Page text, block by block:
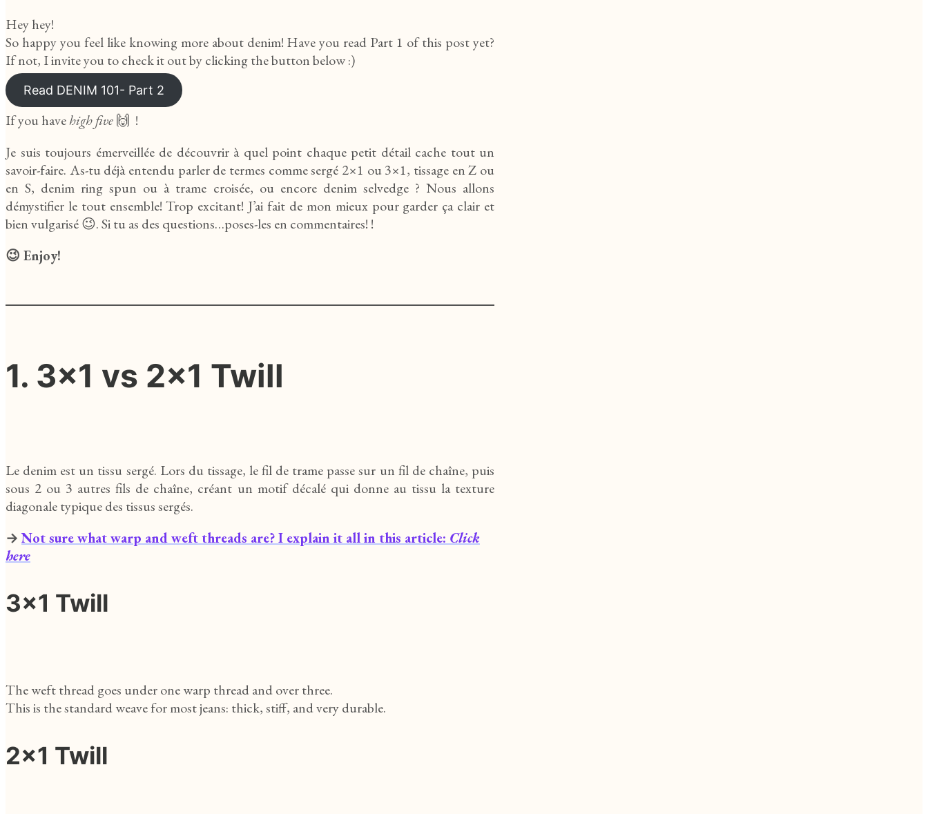
Hey hey!
So happy you feel like knowing more about denim! Have you read Part 1 of this post yet?
If not, I invite you to check it out by clicking the button below :)
Read DENIM 101- Part 2
If you havehigh five🙌 !
Je suis toujours émerveillée de découvrir à quel point chaque petit détail cache tout un
savoir-faire. As-tu déjà entendu parler de termes comme sergé 2×1 ou 3×1, tissage en Z ou
en S, denim ring spun ou à trame croisée, ou encore denim selvedge ? Nous allons
démystifier le tout ensemble! Trop excitant! J’ai fait de mon mieux pour garder ça clair et
bien vulgarisé 😉. Si tu as des questions…poses-les en commentaires! !
😉 Enjoy!
1. 3x1 vs 2x1 Twill
Le denim est un tissu sergé. Lors du tissage, le fil de trame passe sur un fil de chaîne, puis
sous 2 ou 3 autres fils de chaîne, créant un motif décalé qui donne au tissu la texture
diagonale typique des tissus sergés.
→ Not sure what warp and weft threads are? I explain it all in this article: Click
here
3x1 Twill
The weft thread goes under one warp thread and over three.
This is the standard weave for most jeans: thick, stiff, and very durable.
2x1 Twill